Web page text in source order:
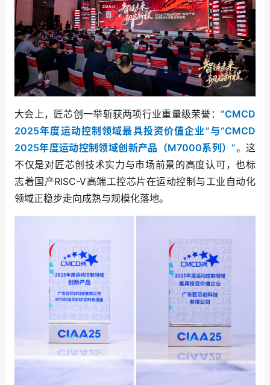
大会上，匠芯创一举斩获两项行业重量级荣誉： “CMCD
2025年度运动控制领域最具投资价值企业”与“CMCD
2025年度运动控制领域创新产品（M7000系列）”。这
不仅是对匠芯创技术实力与市场前景的高度认可，也标
志着国产RISC-V高端工控芯片在运动控制与工业自动化
领域正稳步走向成熟与规模化落地。